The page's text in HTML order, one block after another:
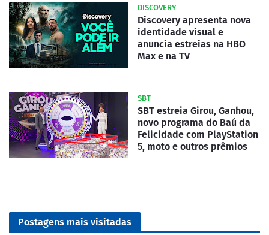
DISCOVERY
Discovery apresenta nova
identidade visual e
anuncia estreias na HBO
Max e na TV
SBT
SBT estreia Girou, Ganhou,
novo programa do Baú da
Felicidade com PlayStation
5, moto e outros prêmios
Postagens mais visitadas